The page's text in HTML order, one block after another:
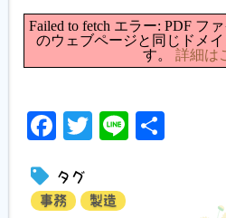
Failed to fetch エラー: PDF フ
のウェブページと同じドメ
す。 詳細は
Facebook
Twitter
Line
タグ
事務 製造